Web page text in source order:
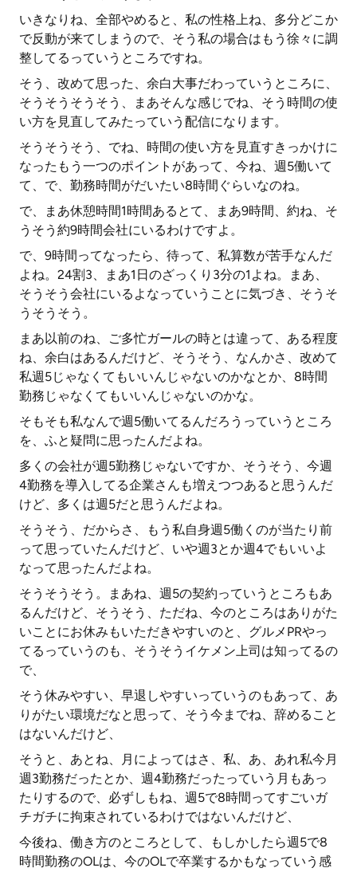
いきなりね、全部やめると、私の性格上ね、多分どこか
で反動が来てしまうので、そう私の場合はもう徐々に調
整してるっていうところですね。
そう、改めて思った、余白大事だわっていうところに、
そうそうそうそう、まあそんな感じでね、そう時間の使
い方を見直してみたっていう配信になります。
そうそうそう、でね、時間の使い方を見直すきっかけに
なったもう一つのポイントがあって、今ね、週5働いて
て、で、勤務時間がだいたい8時間ぐらいなのね。
で、まあ休憩時間1時間あるとて、まあ9時間、約ね、そ
うそう約9時間会社にいるわけですよ。
で、9時間ってなったら、待って、私算数が苦手なんだ
よね。24割3、まあ1日のざっくり3分の1よね。まあ、
そうそう会社にいるよなっていうことに気づき、そうそ
うそうそう。
まあ以前のね、ご多忙ガールの時とは違って、ある程度
ね、余白はあるんだけど、そうそう、なんかさ、改めて
私週5じゃなくてもいいんじゃないのかなとか、8時間
勤務じゃなくてもいいんじゃないのかな。
そもそも私なんで週5働いてるんだろうっていうところ
を、ふと疑問に思ったんだよね。
多くの会社が週5勤務じゃないですか、そうそう、今週
4勤務を導入してる企業さんも増えつつあると思うんだ
けど、多くは週5だと思うんだよね。
そうそう、だからさ、もう私自身週5働くのが当たり前
って思っていたんだけど、いや週3とか週4でもいいよ
なって思ったんだよね。
そうそうそう。まあね、週5の契約っていうところもあ
るんだけど、そうそう、ただね、今のところはありがた
いことにお休みもいただきやすいのと、グルメPRやっ
てるっていうのも、そうそうイケメン上司は知ってるの
で、
そう休みやすい、早退しやすいっていうのもあって、あ
りがたい環境だなと思って、そう今までね、辞めること
はないんだけど、
そうと、あとね、月によってはさ、私、あ、あれ私今月
週3勤務だったとか、週4勤務だったっていう月もあっ
たりするので、必ずしもね、週5で8時間ってすごいガ
チガチに拘束されているわけではないんだけど、
今後ね、働き方のところとして、もしかしたら週5で8
時間勤務のOLは、今のOLで卒業するかもなっていう感